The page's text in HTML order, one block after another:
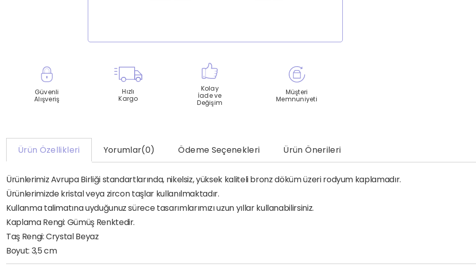
Güvenli
Alışveriş
Hızlı
Kargo
Kolay
İade ve
Değişim
Müşteri
Memnuniyeti
Ürün Özellikleri Yorumlar(0) Ödeme Seçenekleri Ürün Önerileri
Ürünlerimiz Avrupa Birliği standartlarında, nikelsiz, yüksek kaliteli bronz döküm üzeri rodyum kaplamadır.
Ürünlerimizde kristal veya zircon taşlar kullanılmaktadır.
Kullanma talimatına uyduğunuz sürece tasarımlarımızı uzun yıllar kullanabilirsiniz.
Kaplama Rengi: Gümüş Renktedir.
Taş Rengi: Crystal Beyaz
Boyut: 3,5 cm